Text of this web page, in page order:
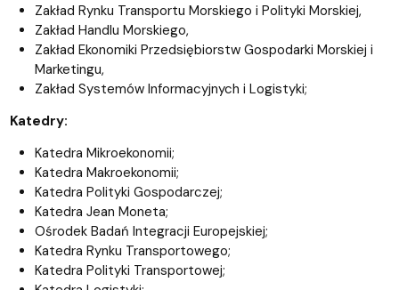
Zakład Rynku Transportu Morskiego i Polityki Morskiej,
Zakład Handlu Morskiego,
Zakład Ekonomiki Przedsiębiorstw Gospodarki Morskiej i
Marketingu,
Zakład Systemów Informacyjnych i Logistyki;
Katedry:
Katedra Mikroekonomii;
Katedra Makroekonomii;
Katedra Polityki Gospodarczej;
Katedra Jean Moneta;
Ośrodek Badań Integracji Europejskiej;
Katedra Rynku Transportowego;
Katedra Polityki Transportowej;